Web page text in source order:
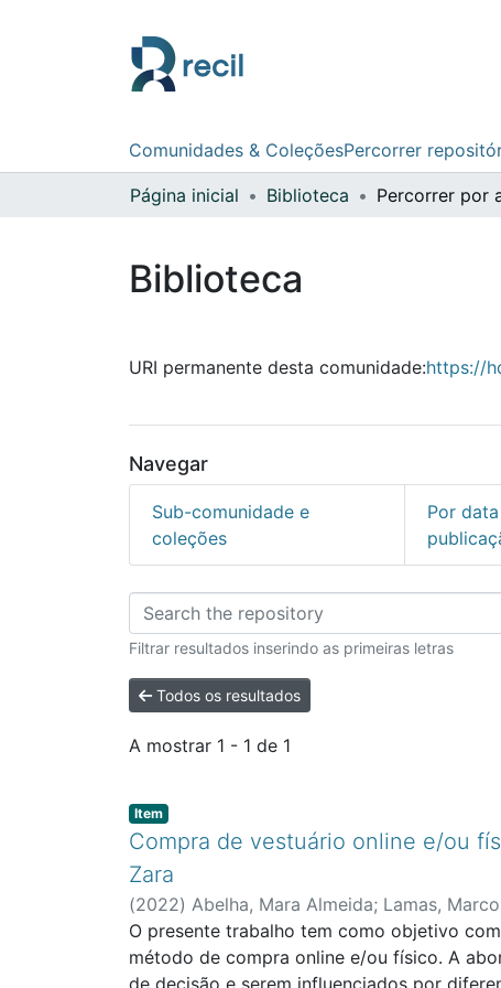
Comunidades & ColeçõesPercorrer
Página inicial Biblioteca Percorrer por
Biblioteca
URI permanente desta comunidade:https://
Navegar
Sub-comunidade e
coleções
Por
Percorrer Biblioteca
Filtrar resultados inserindo as primeiras letras
Todos os resultados
A mostrar 1 - 1 de 1
Item type:
Item,
Compra de vestuário online e/ou
Zara
(2022) Abelha, Mara Almeida; Lamas,
O presente trabalho tem como objetivo
método de compra online e/ou físico. A
de decisão e serem influenciados por